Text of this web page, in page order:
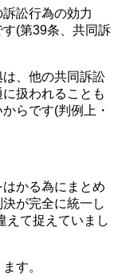
訟行為の効力
(第39条、共同訴
、他の共同訴訟
扱われることも
らです(判例上・
かる為にまとめ
が完全に統一し
て捉えていまし
す。